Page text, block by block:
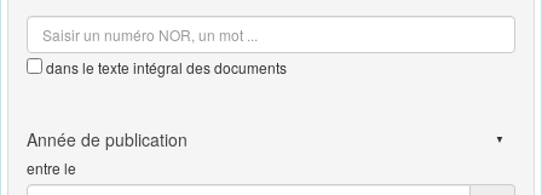
dans le texte intégral des documents
entre le